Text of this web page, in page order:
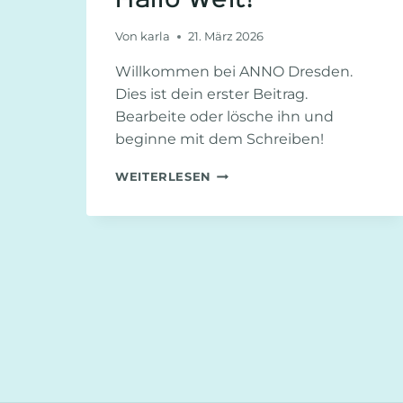
Von karla 21. März 2026
Willkommen bei ANNO Dresden.
Dies ist dein erster Beitrag.
Bearbeite oder lösche ihn und
beginne mit dem Schreiben!
WEITERLESEN HALLO